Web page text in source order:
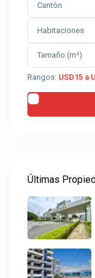
Cantón
Habitaciones
Rangos: USD15 a
Últimas